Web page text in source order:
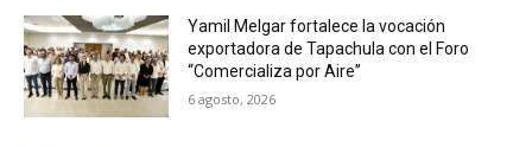
Yamil Melgar fortalece la vocación
exportadora de Tapachula con el Foro
“Comercializa por Aire”
6 agosto, 2026